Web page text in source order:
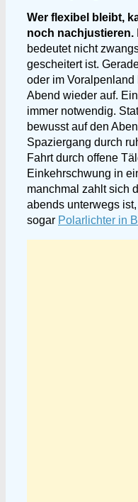
Wer flexibel bleibt,
noch nachjustieren.
bedeutet nicht
gescheitert ist.
oder im Voralpenland
Abend wieder auf.
immer notwendig.
bewusst auf den
Spaziergang durch
Fahrt durch offene
Einkehrschwung in
manchmal zahlt sich
abends unterwegs
sogar Polarlichter in